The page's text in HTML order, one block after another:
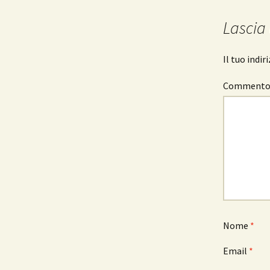
Il tuo
Commento
Nome *
Email *